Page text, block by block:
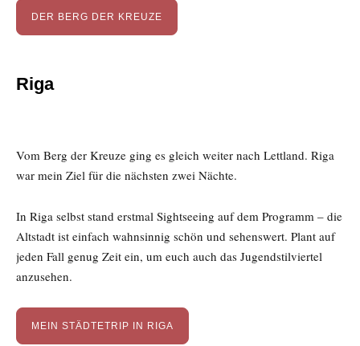
DER BERG DER KREUZE
Riga
Vom Berg der Kreuze ging es gleich weiter nach Lettland. Riga
war mein Ziel für die nächsten zwei Nächte.
In Riga selbst stand erstmal Sightseeing auf dem Programm – die
Altstadt ist einfach wahnsinnig schön und sehenswert. Plant auf
jeden Fall genug Zeit ein, um euch auch das Jugendstilviertel
anzusehen.
MEIN STÄDTETRIP IN RIGA